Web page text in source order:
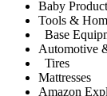
Baby
Tools &
Base
Automotive
Tires
Mattresses
Amazon